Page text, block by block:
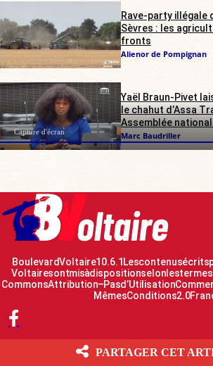
Capture d'écran
Rave-party illégale
Sèvres : les
fronts
Alienor de Pompignan
Yaël Braun-Pivet
le chahut d’Assa
Assemblée
Marc Baudriller
Boulevard Voltaire 10.6.1 Les contenus écrits
Voltaire sont mis à disposition selon les termes
Commons Attribution – Pas d’Utilisation
Mêmes Conditions 2.0
PARTAGER CET